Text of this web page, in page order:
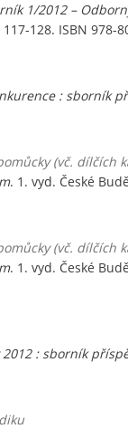
1/2012 –
128. ISBN 978-
: sborník
(vč. dílčích
. 1. vyd. České
(vč. dílčích
. 1. vyd. České
: sborník